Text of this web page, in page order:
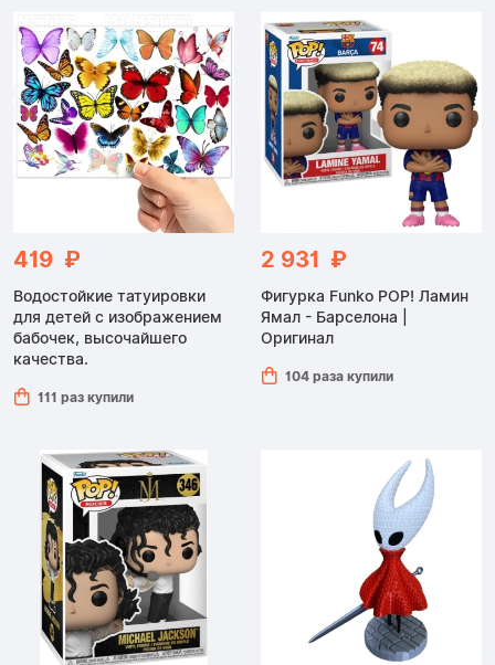
419 ₽
Водостойкие татуировки
для детей с изображением
бабочек, высочайшего
качества.
111 раз купили
2 931 ₽
Фигурка Funko POP! Ламин
Ямал - Барселона |
Оригинал
104 раза купили